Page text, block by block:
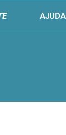
AJUDA